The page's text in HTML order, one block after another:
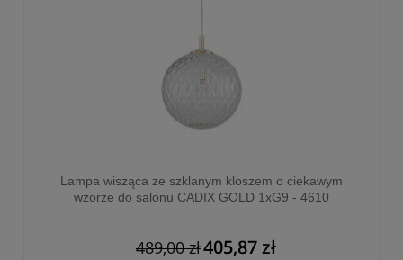
Lampa wisząca ze szklanym kloszem o ciekawym
wzorze do salonu CADIX GOLD 1xG9 - 4610
489,00 zł405,87 zł